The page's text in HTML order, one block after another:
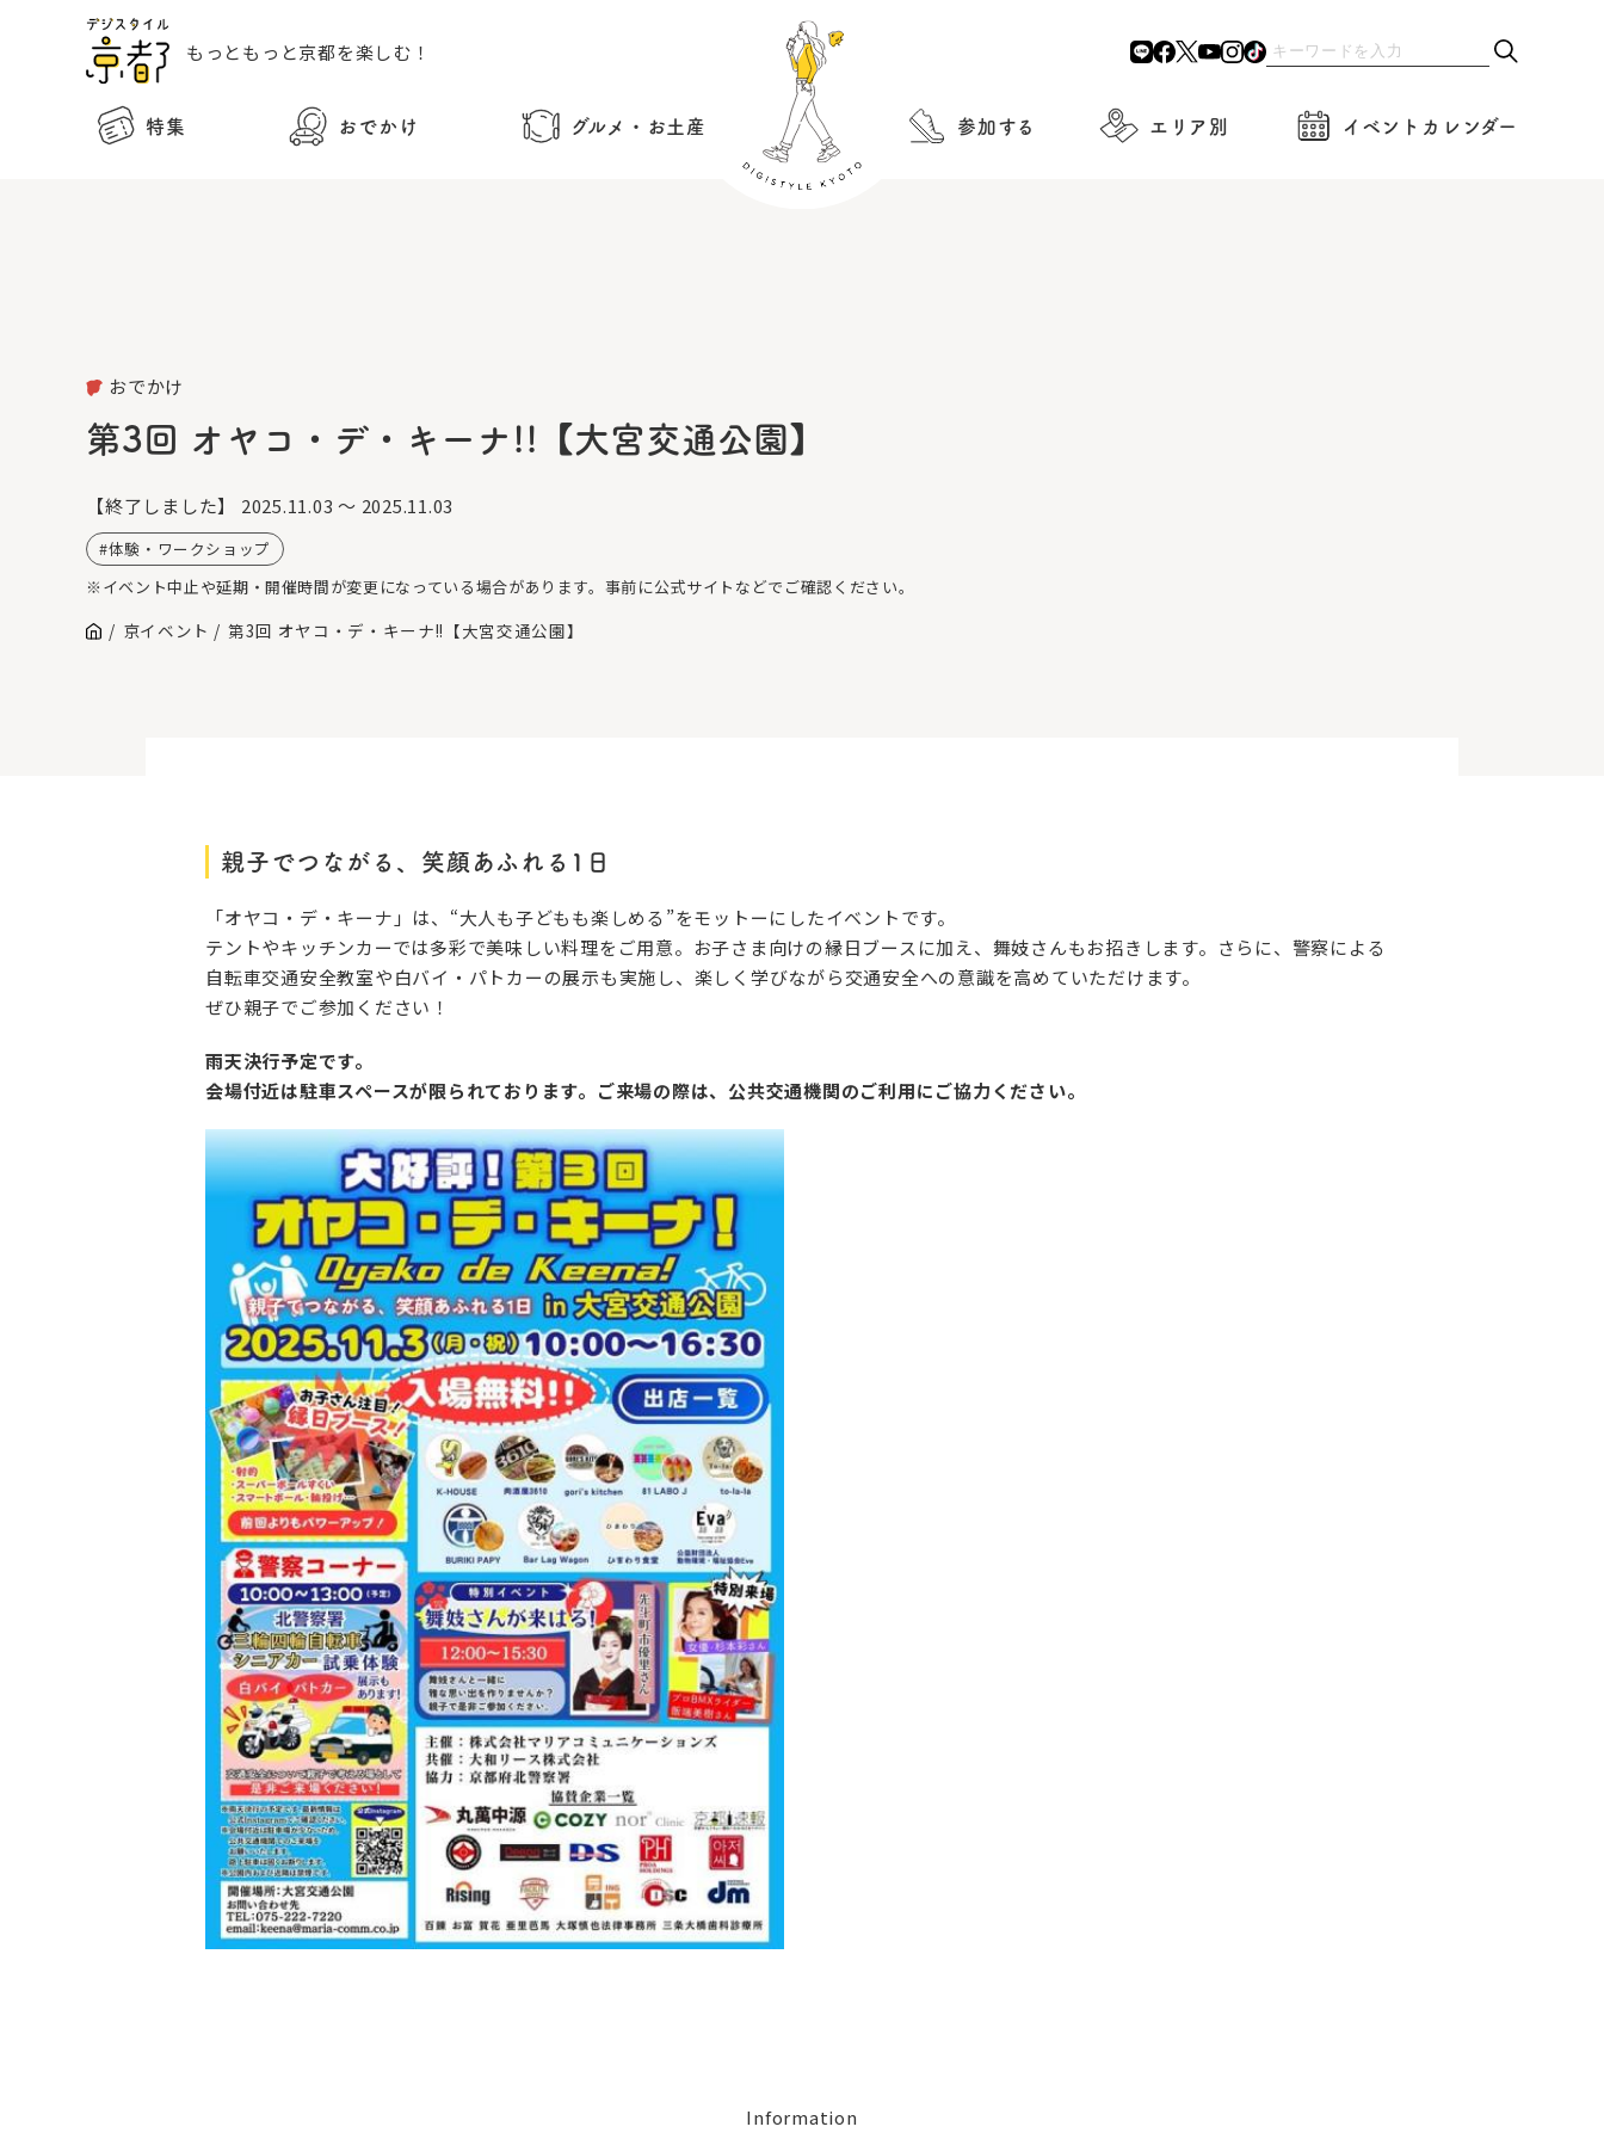
もっともっと京都を楽しむ！
特集 おでかけ グルメ・お土産 参加する エリア別 イベントカレンダー
おでかけ
第3回 オヤコ・デ・キーナ!!【大宮交通公園】
【終了しました】 2025.11.03 ～ 2025.11.03
体験・ワークショップ
※イベント中止や延期・開催時間が変更になっている場合があります。事前に公式サイトなどでご確認ください。
京イベント 第3回 オヤコ・デ・キーナ!!【大宮交通公園】
親子でつながる、笑顔あふれる1日
「オヤコ・デ・キーナ」は、“大人も子どもも楽しめる”をモットーにしたイベントです。
テントやキッチンカーでは多彩で美味しい料理をご用意。お子さま向けの縁日ブースに加え、舞妓さんもお招きします。さらに、警察による
自転車交通安全教室や白バイ・パトカーの展示も実施し、楽しく学びながら交通安全への意識を高めていただけます。
ぜひ親子でご参加ください！
雨天決行予定です。
会場付近は駐車スペースが限られております。ご来場の際は、公共交通機関のご利用にご協力ください。
Information